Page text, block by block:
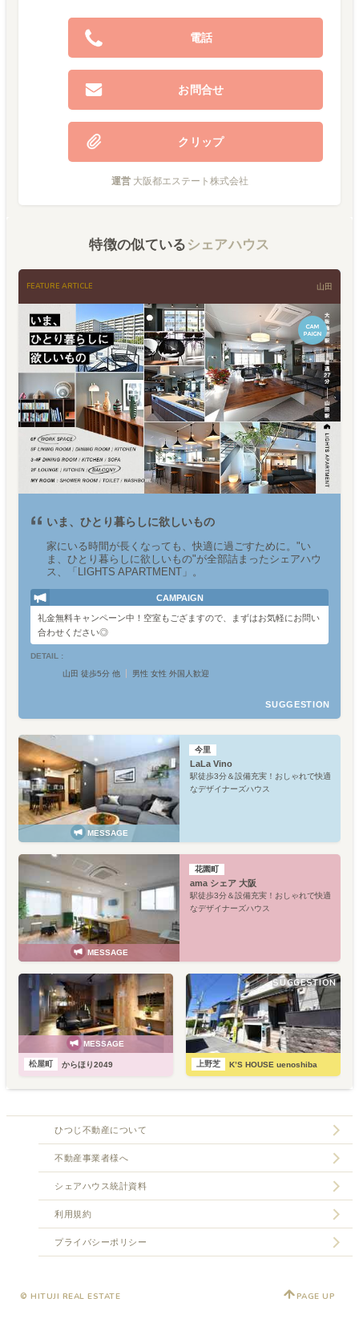
電話
お問合せ
クリップ
運営 大阪都エステート株式会社
特徴の似ている シェアハウス
FEATURE ARTICLE 山田
いま、ひとり暮らしに欲しいもの
家にいる時間が長くなっても、快適に過ごすために。"い
ま、ひとり暮らしに欲しいもの"が全部詰まったシェアハウ
ス、「LIGHTS APARTMENT」。
CAMPAIGN
礼金無料キャンペーン中！空室もござますので、まずはお気軽にお問い
合わせください◎
DETAIL :
山田 徒歩5分 他
男性 女性 外国人歓迎
SUGGESTION
MESSAGE
今里
LaLa Vino
駅徒歩3分＆設備充実！おしゃれで快適
なデザイナーズハウス
MESSAGE
花園町
ama シェア 大阪
駅徒歩3分＆設備充実！おしゃれで快適
なデザイナーズハウス
MESSAGE
松屋町 からほり2049 上野芝 K’S HOUSE uenoshiba
SUGGESTION
ひつじ不動産について
不動産事業者様へ
シェアハウス統計資料
利用規約
プライバシーポリシー
© HITUJI REAL ESTATE PAGE UP